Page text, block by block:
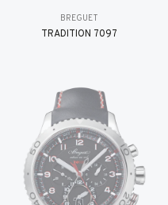
BREGUET
TRADITION 7097